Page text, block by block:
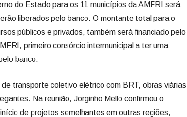
do Estado para os 11 municípios da AMFRI será
liberados pelo banco. O montante total para o
públicos e privados, também será financiado pelo
primeiro consórcio intermunicipal a ter uma
banco.
transporte coletivo elétrico com BRT, obras viárias
Na reunião, Jorginho Mello confirmou o
de projetos semelhantes em outras regiões,